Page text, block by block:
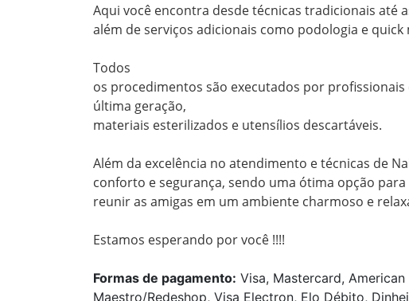
Aqui você encontra desde técnicas tradicionais até
além de serviços adicionais como podologia e quick
Todos
os procedimentos são executados por
última geração,
materiais esterilizados e utensílios descartáveis.
Além da excelência no atendimento e técnicas de
conforto e segurança, sendo uma ótima opção para
reunir as amigas em um ambiente charmoso e
Estamos esperando por você !!!!
Formas de pagamento: Visa, Mastercard,
Maestro/Redeshop, Visa Electron, Elo Débito,